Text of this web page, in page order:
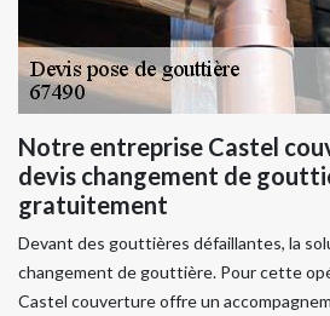
Notre entreprise Castel
devis changement de
gratuitement
Devant des gouttières défaillantes, la
changement de gouttière. Pour cette
Castel couverture offre un